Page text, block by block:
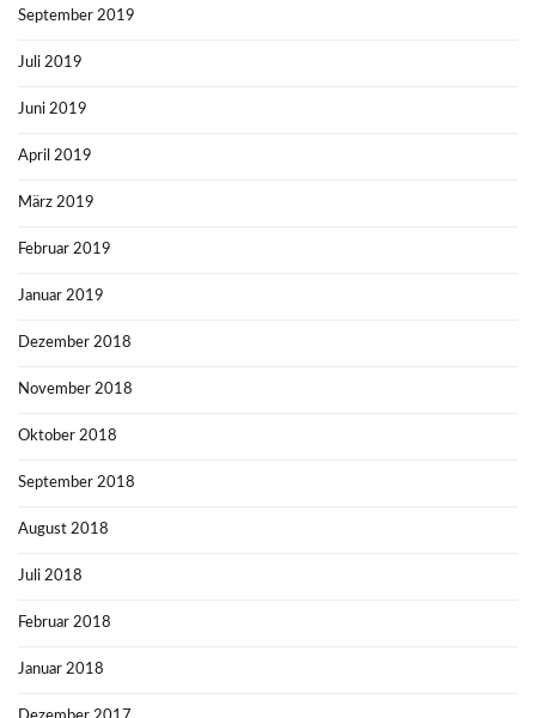
September 2019
Juli 2019
Juni 2019
April 2019
März 2019
Februar 2019
Januar 2019
Dezember 2018
November 2018
Oktober 2018
September 2018
August 2018
Juli 2018
Februar 2018
Januar 2018